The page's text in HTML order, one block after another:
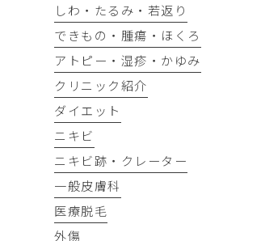
しわ・たるみ・若返り
できもの・腫瘍・ほくろ
アトピー・湿疹・かゆみ
クリニック紹介
ダイエット
ニキビ
ニキビ跡・クレーター
一般皮膚科
医療脱毛
外傷